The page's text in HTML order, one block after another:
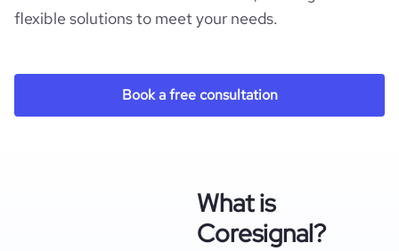
flexible solutions to meet your needs.
Book a free consultation
What is
Coresignal?